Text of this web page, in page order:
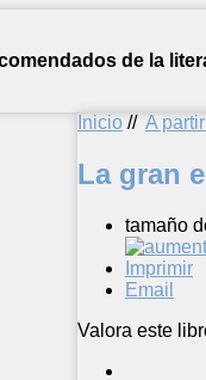
de la
Inicio // A
La gran
tamaño
Imprimir
Email
Valora este